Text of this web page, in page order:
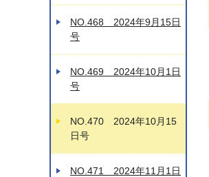
NO.468 2024年9月15日
号
NO.469 2024年10月1日
号
NO.470 2024年10月15
日号
NO.471 2024年11月1日